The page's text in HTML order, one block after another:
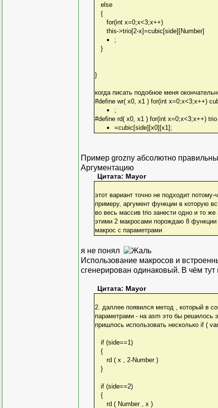
else
{
for(int x=0;x<3;x++)
this->trio[2-x]=cubic[side][Number]
;
}
}
когда писать подобное меня
#define wr( x0, x1 ) for(int x=0;x<3;x++)
;
#define rd( x0, x1 ) for(int x=0;x<3;x++) trio
=cubic[side][x0][x1];
Пример grozny абсолютно
Аргументацию
Цитата: Mayor
этот вариант точно не подходит
примеру, аргумент функции в которую
во весь массив trio занести одно и то
этими 2 макросами порождаю 8 функции
макрос с параметрами
я не понял
Использование макросов и
сгенерирован одинаковый. В чём
Цитата: Mayor
2. даллее появился метод , который в
параметрами - на asm это бы решилось
пришлось использовать несколько if (
if (side==1)
{
rd ( x , 2-Number )
}
if (side==2)
{
rd ( Number , x )